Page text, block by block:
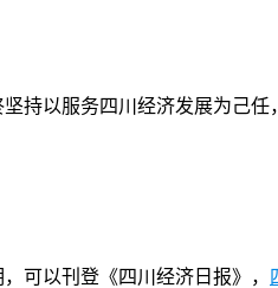
持以服务四川经济发展为己
可以刊登《四川经济日报》，